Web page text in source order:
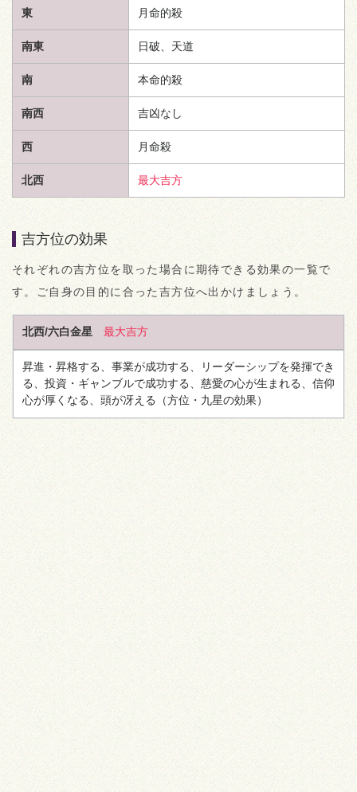
東 月命的殺
南東 日破、 天道
南 本命的殺
南西 吉凶なし
西 月命殺
北西 最大吉方
吉方位の効果
それぞれの吉方位を取った場合に期待できる効果の一覧で
す。ご自身の目的に合った吉方位へ出かけましょう。
北西/六白金星 最大吉方
昇進・昇格する、事業が成功する、リーダーシップを発揮でき
る、投資・ギャンブルで成功する、慈愛の心が生まれる、信仰
心が厚くなる、頭が冴える （方位・九星の効果）